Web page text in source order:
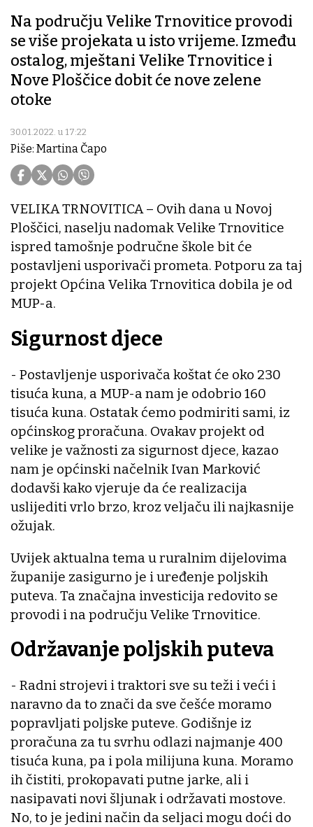
Na području Velike Trnovitice provodi
se više projekata u isto vrijeme. Između
ostalog, mještani Velike Trnovitice i
Nove Ploščice dobit će nove zelene
otoke
30.01.2022. u 17:22
Piše: Martina Čapo
VELIKA TRNOVITICA – Ovih dana u Novoj
Ploščici, naselju nadomak Velike Trnovitice
ispred tamošnje područne škole bit će
postavljeni usporivači prometa. Potporu za taj
projekt Općina Velika Trnovitica dobila je od
MUP-a.
Sigurnost djece
- Postavljenje usporivača koštat će oko 230
tisuća kuna, a MUP-a nam je odobrio 160
tisuća kuna. Ostatak ćemo podmiriti sami, iz
općinskog proračuna. Ovakav projekt od
velike je važnosti za sigurnost djece, kazao
nam je općinski načelnik Ivan Marković
dodavši kako vjeruje da će realizacija
uslijediti vrlo brzo, kroz veljaču ili najkasnije
ožujak.
Uvijek aktualna tema u ruralnim dijelovima
županije zasigurno je i uređenje poljskih
puteva. Ta značajna investicija redovito se
provodi i na području Velike Trnovitice.
Održavanje poljskih puteva
- Radni strojevi i traktori sve su teži i veći i
naravno da to znači da sve češće moramo
popravljati poljske puteve. Godišnje iz
proračuna za tu svrhu odlazi najmanje 400
tisuća kuna, pa i pola milijuna kuna. Moramo
ih čistiti, prokopavati putne jarke, ali i
nasipavati novi šljunak i održavati mostove.
No, to je jedini način da seljaci mogu doći do